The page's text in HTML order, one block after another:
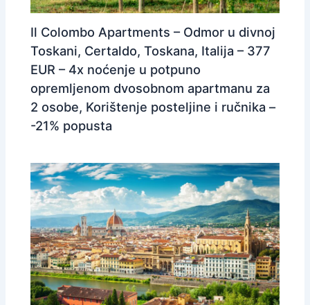
Il Colombo Apartments – Odmor u divnoj
Toskani, Certaldo, Toskana, Italija – 377
EUR – 4x noćenje u potpuno
opremljenom dvosobnom apartmanu za
2 osobe, Korištenje posteljine i ručnika –
-21% popusta